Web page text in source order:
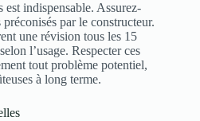
est indispensable. Assurez-
par le constructeur.
une révision tous les 15
l’usage. Respecter ces
tout problème potentiel,
à long terme.